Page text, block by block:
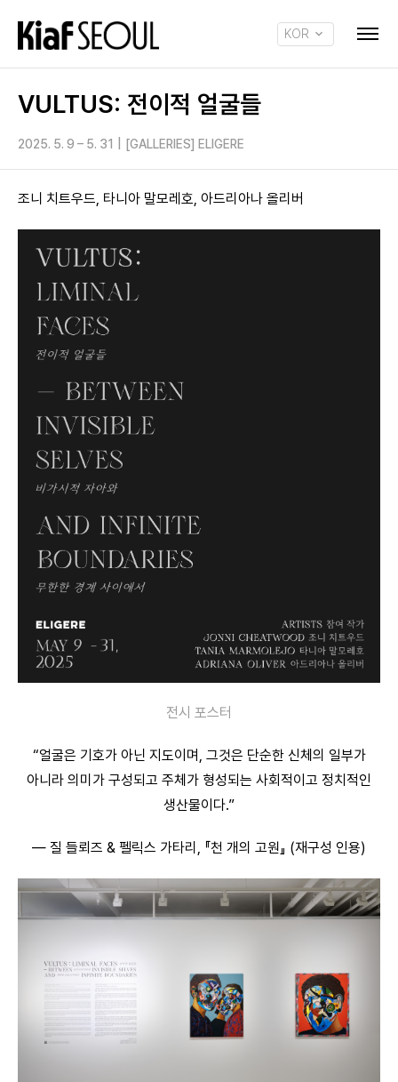
KOR
VULTUS: 전이적 얼굴들
2025. 5. 9 – 5. 31 [GALLERIES] ELIGERE
조니 치트우드, 타니아 말모레호, 아드리아나 올리버
전시 포스터
“얼굴은 기호가 아닌 지도이며, 그것은 단순한 신체의 일부가
아니라 의미가 구성되고 주체가 형성되는 사회적이고 정치적인
생산물이다.”
— 질 들뢰즈 & 펠릭스 가타리, 『천 개의 고원』 (재구성 인용)